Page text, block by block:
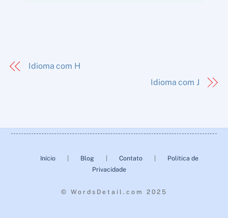
Idioma com H
Idioma com J
Início Blog Contato
Política de
Privacidade
© WordsDetail.com 2025